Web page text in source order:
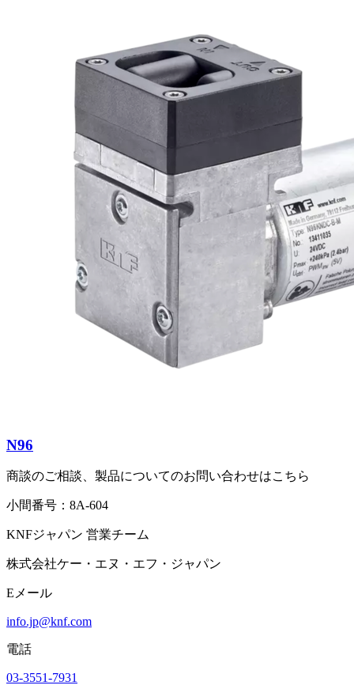
N96
商談のご相談、製品についてのお問い合わせはこちら
小間番号：8A-604
KNFジャパン 営業チーム
株式会社ケー・エヌ・エフ・ジャパン
Eメール
info.jp@knf.com
電話
03-3551-7931